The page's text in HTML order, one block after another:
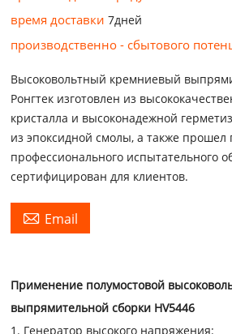
время доставки7дней
производственно - сбытового
Высоковольтный кремниевый
Ронгтек изготовлен из
кристалла и высоконадежной
из эпоксидной смолы, а также прошел
профессионального испытательного
сертифицирован для клиентов.
 Email
Применение полумостовой
выпрямительной сборки HV5446
1. Генератор высокого напряжения: